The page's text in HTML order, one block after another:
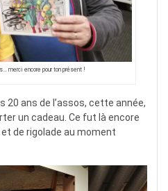
merci encore pour ton présent !
20 ans de l’assos, cette année,
un cadeau. Ce fut là encore
de rigolade au moment